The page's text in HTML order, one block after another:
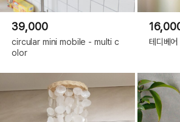
39,000
circular mini mobile - multi c
olor
테디베